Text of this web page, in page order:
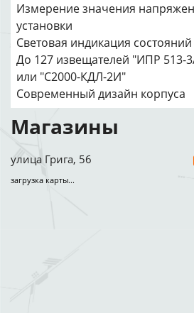
Измерение значения
установки
Световая индикация состояний
До 127 извещателей "ИПР 513-
или "С2000-КДЛ-2И"
Современный дизайн корпуса
Магазины
улица Грига, 56
загрузка карты...